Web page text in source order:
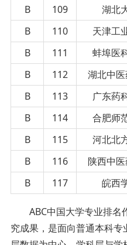
B
109 湖北
B
110 天津工
B
111 蚌埠医
B
112 湖北中
B
113 广东药
B
114 合肥师
B
115 河北北
B
116 陕西中
B
117 皖西
ABC中国大学专业排名
究成果，是面向普通本科